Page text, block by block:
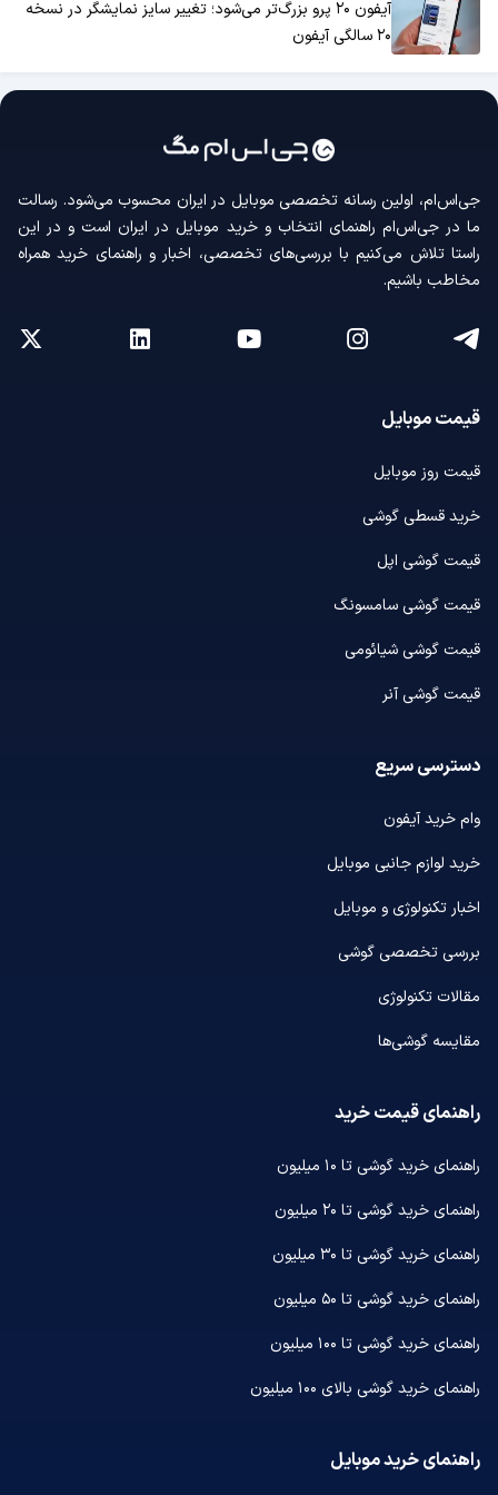
آیفون ۲۰ پرو بزرگ‌تر می‌شود؛ تغییر سایز نمایشگر در نسخه
۲۰ سالگی آیفون
جی‌اس‌ام، اولین رسانه‌ تخصصی موبایل در ایران محسوب می‌شود. رسالت
ما در جی‌اس‌ام راهنمای انتخاب و خرید موبایل در ایران است و در این
راستا تلاش می‌کنیم با بررسی‌های تخصصی، اخبار و راهنمای خرید همراه
مخاطب باشیم.
قیمت موبایل
قیمت روز موبایل
خرید قسطی گوشی
قیمت گوشی اپل
قیمت گوشی سامسونگ
قیمت گوشی شیائومی
قیمت گوشی آنر
دسترسی سریع
وام خرید آیفون
خرید لوازم جانبی موبایل
اخبار تکنولوژی و موبایل
بررسی تخصصی گوشی
مقالات تکنولوژی
مقایسه گوشی‌ها
راهنمای قیمت خرید
راهنمای خرید گوشی تا ۱۰ میلیون
راهنمای خرید گوشی تا ۲۰ میلیون
راهنمای خرید گوشی تا ۳۰ میلیون
راهنمای خرید گوشی تا ۵۰ میلیون
راهنمای خرید گوشی تا ۱۰۰ میلیون
راهنمای خرید گوشی بالای ۱۰۰ میلیون
راهنمای خرید موبایل